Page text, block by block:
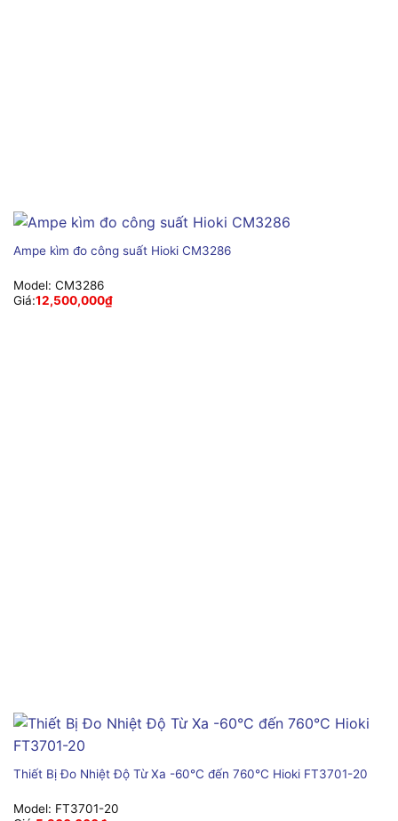
Ampe kìm đo công suất Hioki CM3286
Model: CM3286
Giá:12,500,000₫
Thiết Bị Đo Nhiệt Độ Từ Xa -60°C đến 760°C Hioki FT3701-20
Model: FT3701-20